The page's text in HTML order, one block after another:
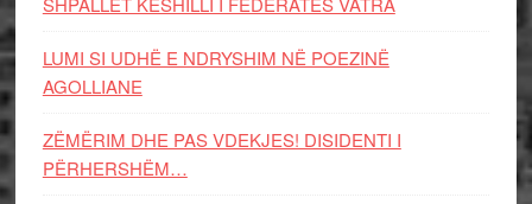
LUMI SI UDHË E NDRYSHIM NË POEZINË
AGOLLIANE
ZËMËRIM DHE PAS VDEKJES! DISIDENTI I
PËRHERSHËM…